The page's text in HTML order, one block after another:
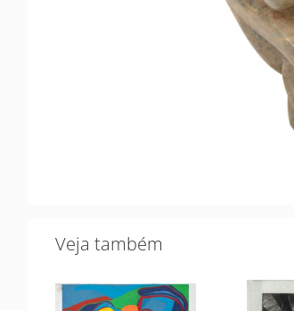
Veja também